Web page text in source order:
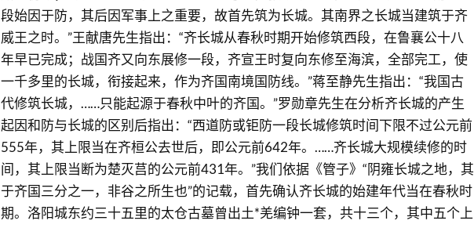
段始因于防，其后因军事上之重要，故首先筑为长城。其南界之长城当建筑于齐
威王之时。”王献唐先生指出：“齐长城从春秋时期开始修筑西段，在鲁襄公十八
年早已完成；战国齐又向东展修一段，齐宣王时复向东修至海滨，全部完工，使
一千多里的长城，衔接起来，作为齐国南境国防线。”蒋至静先生指出：“我国古
代修筑长城，……只能起源于春秋中叶的齐国。”罗勋章先生在分析齐长城的产生
起因和防与长城的区别后指出：“西道防或钜防一段长城修筑时间下限不过公元前
555年，其上限当在齐桓公去世后，即公元前642年。……齐长城大规模续修的时
间，其上限当断为楚灭莒的公元前431年。”我们依据《管子》“阴雍长城之地，其
于齐国三分之一，非谷之所生也”的记载，首先确认齐长城的始建年代当在春秋时
期。洛阳城东约三十五里的太仓古墓曾出土*羌编钟一套，共十三个，其中五个上